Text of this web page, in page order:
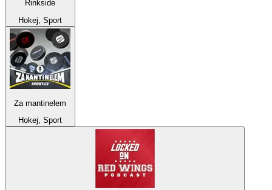
Rinkside
Hokej, Sport
Za mantinelem
Hokej, Sport